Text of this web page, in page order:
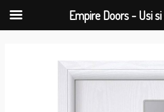
Empire Doors - Usi